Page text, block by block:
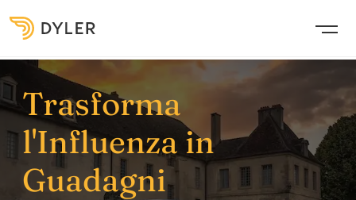
Trasforma
l'Influenza in
Guadagni